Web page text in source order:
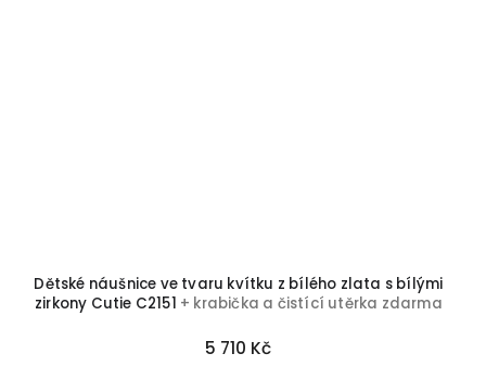
Dětské náušnice ve tvaru kvítku z bílého zlata s bílými
zirkony Cutie C2151 + krabička a čistící utěrka zdarma
5 710 Kč